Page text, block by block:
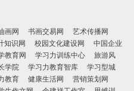
画网 书画交易网
艺术传播网
知识网 校园文化建设网
中国企业
教育网 学习力训练中心
旅游风
学院 学习力教育智库
学习型城
教育 健康生活网
营销策划网